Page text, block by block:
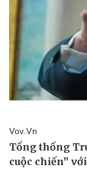
Pháp luật
Vụ án